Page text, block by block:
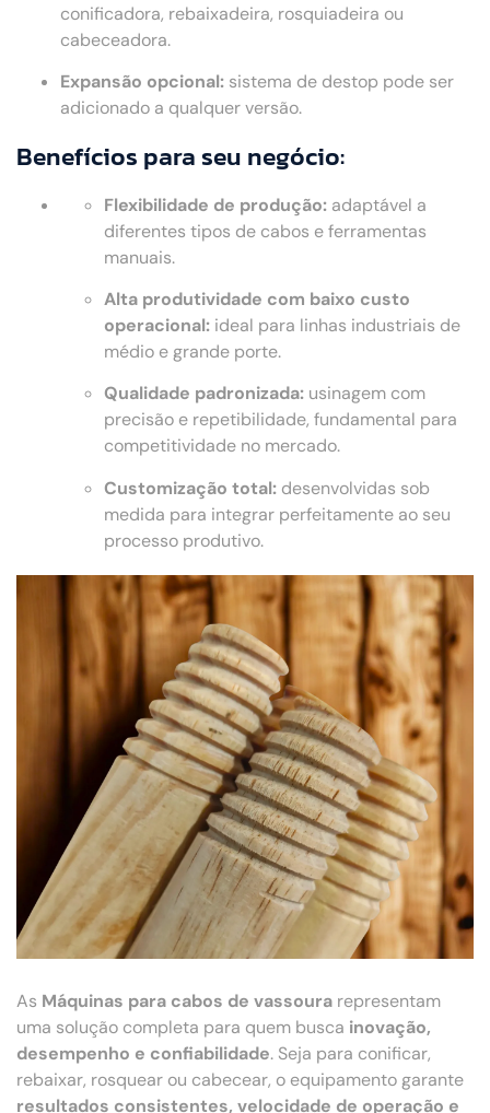
conificadora, rebaixadeira, rosquiadeira ou
cabeceadora.
Expansão opcional: sistema de destop pode ser
adicionado a qualquer versão.
Benefícios para seu negócio:
Flexibilidade de produção: adaptável a
diferentes tipos de cabos e ferramentas
manuais.
Alta produtividade com baixo custo
operacional: ideal para linhas industriais de
médio e grande porte.
Qualidade padronizada: usinagem com
precisão e repetibilidade, fundamental para
competitividade no mercado.
Customização total: desenvolvidas sob
medida para integrar perfeitamente ao seu
processo produtivo.
As Máquinas para cabos de vassoura representam
uma solução completa para quem busca inovação,
desempenho e confiabilidade. Seja para conificar,
rebaixar, rosquear ou cabecear, o equipamento garante
resultados consistentes, velocidade de operação e